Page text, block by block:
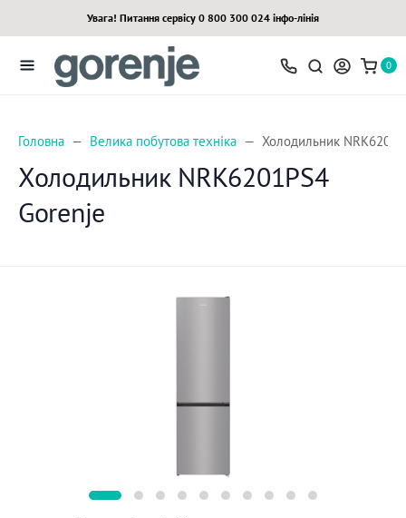
Увага! Питання сервісу 0 800 300 024 інфо-лінія
0
Головна Велика побутова техніка Холодильник
Холодильник NRK6201PS4
Gorenje